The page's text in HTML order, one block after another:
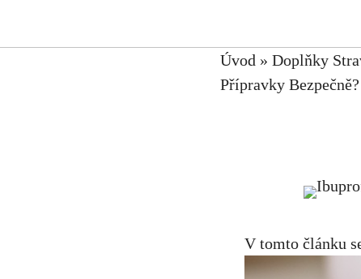
Úvod » Doplňky
Přípravky Bezpečně?
V tomto článku